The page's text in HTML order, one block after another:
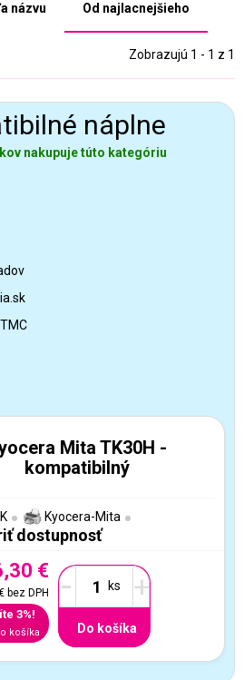
názvu Od najlacnejšieho
Zobrazujú 1 - 1 z 1
náplne
nakupuje túto kategóriu
Mita TK30H -
kompatibilný
Kyocera-Mita
dostupnosť
€
bez DPH
3%!
košíka
- +
Do košíka